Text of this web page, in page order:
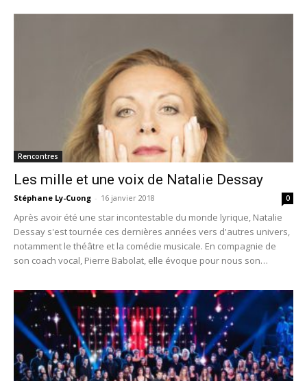
Rencontres
Les mille et une voix de Natalie Dessay
Stéphane Ly-Cuong - 16 janvier 2018 0
Après avoir été une star incontestable du monde lyrique, Natalie
Dessay s'est tournée ces dernières années vers d'autres univers,
notamment le théâtre et la comédie musicale. En compagnie de
son coach vocal, Pierre Babolat, elle évoque pour nous son